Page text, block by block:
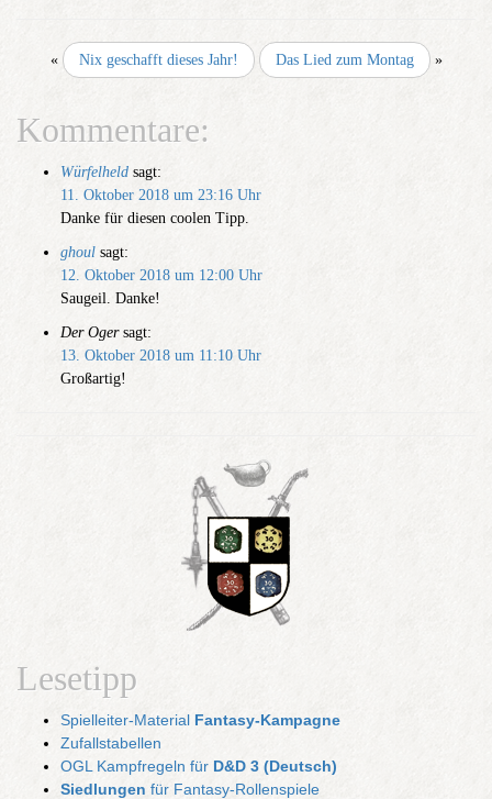
« Nix geschafft dieses Jahr! Das Lied zum Montag »
Kommentare:
Würfelheld sagt:
11. Oktober 2018 um 23:16 Uhr
Danke für diesen coolen Tipp.
ghoul sagt:
12. Oktober 2018 um 12:00 Uhr
Saugeil. Danke!
Der Oger sagt:
13. Oktober 2018 um 11:10 Uhr
Großartig!
Lesetipp
Spielleiter-Material Fantasy-Kampagne
Zufallstabellen
OGL Kampfregeln für D&D 3 (Deutsch)
Siedlungen für Fantasy-Rollenspiele